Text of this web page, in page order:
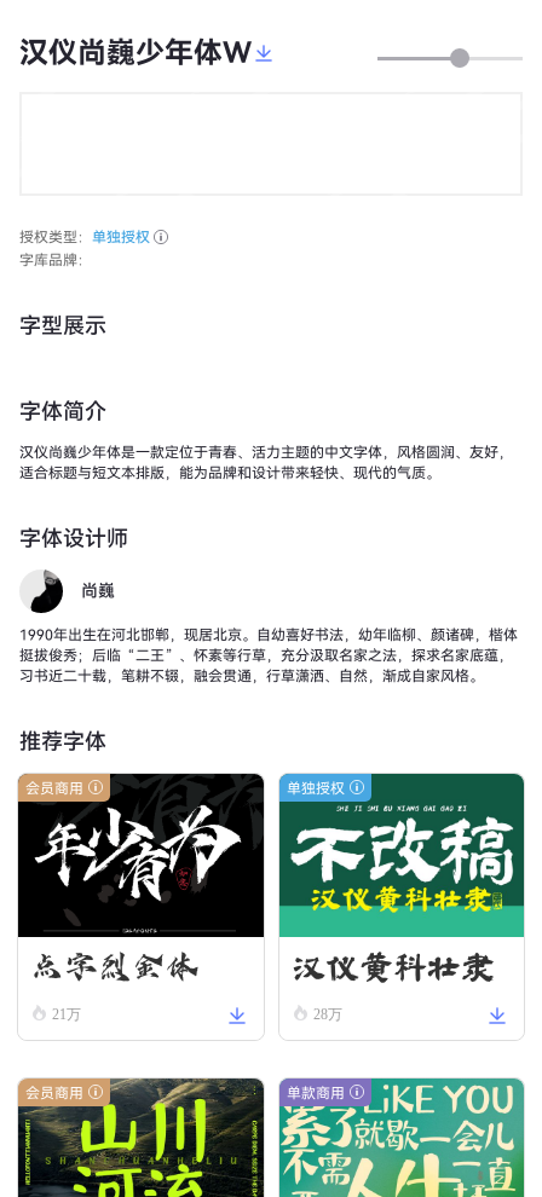
汉仪尚巍少年体W
授权类型： 单独授权
字库品牌：
字型展示
字体简介
汉仪尚巍少年体是一款定位于青春、活力主题的中文字体，风格圆润、友好，
适合标题与短文本排版，能为品牌和设计带来轻快、现代的气质。
字体设计师
尚巍
1990年出生在河北邯郸，现居北京。自幼喜好书法，幼年临柳、颜诸碑，楷体
挺拔俊秀；后临“二王”、怀素等行草，充分汲取名家之法，探求名家底蕴，
习书近二十载，笔耕不辍，融会贯通，行草潇洒、自然，渐成自家风格。
推荐字体
会员商用
点字烈金体
21万
单独授权
汉仪黄科壮隶
W28万
会员商用 单款商用